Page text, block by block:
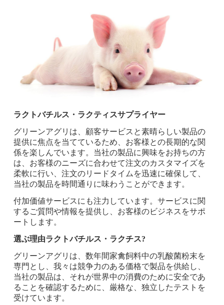
ラクトバチルス・ラクティスサプライヤー
グリーンアグリは、顧客サービスと素晴らしい製品の
提供に焦点を当てているため、お客様との長期的な関
係を楽しんでいます。当社の製品に興味をお持ちの方
は、お客様のニーズに合わせて注文のカスタマイズを
柔軟に行い、注文のリードタイムを迅速に確保して、
当社の製品を時間通りに味わうことができます。
付加価値サービスにも注力しています。サービスに関
するご質問や情報を提供し、お客様のビジネスをサポ
ートします。
選ぶ理由ラクトバチルス・ラクチス?
グリーンアグリは、数年間家禽飼料中の乳酸菌粉末を
専門とし、我々は競争力のある価格で製品を供給し、
当社の製品は、それが世界中の消費のために安全であ
ることを確認するために、厳格な、独立したテストを
受けています。